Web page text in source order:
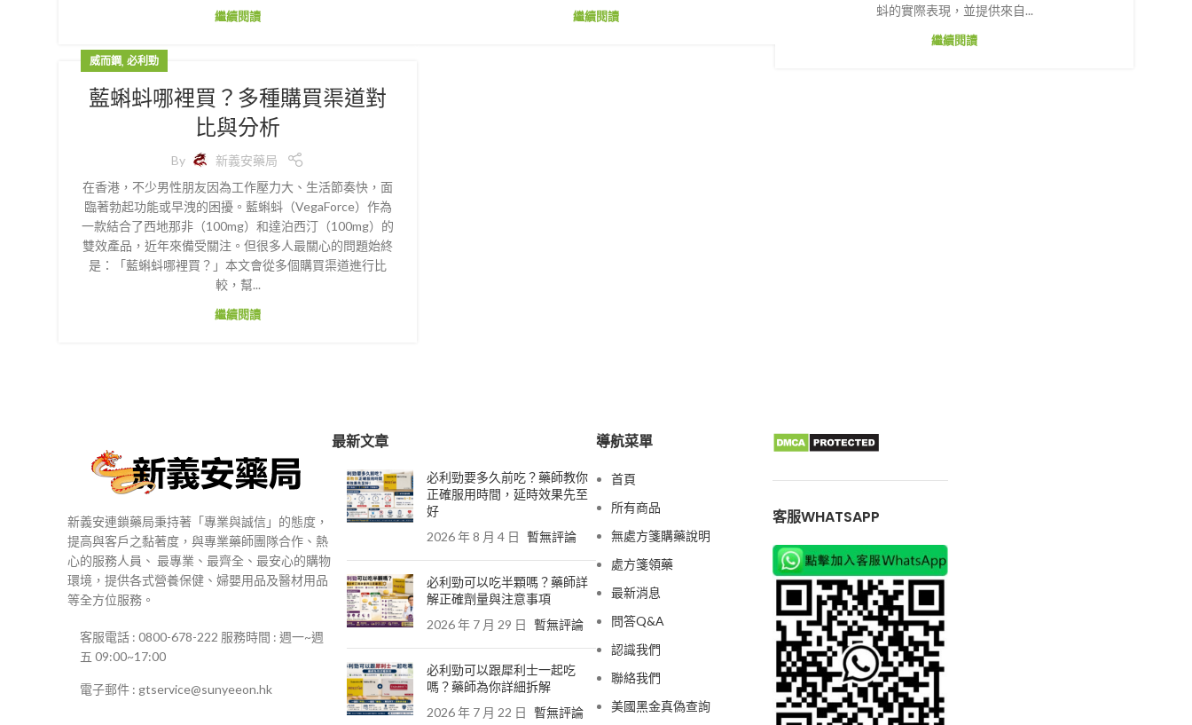
繼續閱讀 繼續閱讀
蚪的實際表現，並提供來自...
繼續閱讀
威而鋼, 必利勁
藍蝌蚪哪裡買？多種購買渠道對
比與分析
By
新義安藥局
在香港，不少男性朋友因為工作壓力大、生活節奏快，面
臨著勃起功能或早洩的困擾。藍蝌蚪（VegaForce）作為
一款結合了西地那非（100mg）和達泊西汀（100mg）的
雙效產品，近年來備受關注。但很多人最關心的問題始終
是：「藍蝌蚪哪裡買？」本文會從多個購買渠道進行比
較，幫...
繼續閱讀
新義安連鎖藥局秉持著「專業與誠信」的態度，
提高與客戶之黏著度，與專業藥師團隊合作、熱
心的服務人員、 最專業、最齊全、最安心的購物
環境，提供各式營養保健、婦嬰用品及醫材用品
等全方位服務。
客服電話 : 0800-678-222 服務時間 : 週一~週
五 09:00~17:00
電子郵件 : gtservice@sunyeeon.hk
最新文章
必利勁要多久前吃？藥師教你
正確服用時間，延時效果先至
好
2026 年 8 月 4 日 暫無評論
必利勁可以吃半顆嗎？藥師詳
解正確劑量與注意事項
2026 年 7 月 29 日 暫無評論
必利勁可以跟犀利士一起吃
嗎？藥師為你詳細拆解
2026 年 7 月 22 日 暫無評論
導航菜單
首頁
所有商品
無處方箋購藥說明
處方箋領藥
最新消息
問答Q&A
認識我們
聯絡我們
美國黑金真偽查詢
客服WHATSAPP